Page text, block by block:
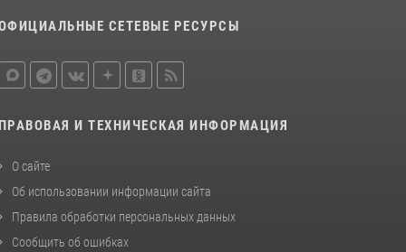
СЕТЕВЫЕ РЕСУРСЫ
ПРАВОВАЯ И ТЕХНИЧЕСКАЯ ИНФОРМАЦИЯ
О сайте
Об использовании информации сайта
Правила обработки персональных данных
Сообщить об ошибках